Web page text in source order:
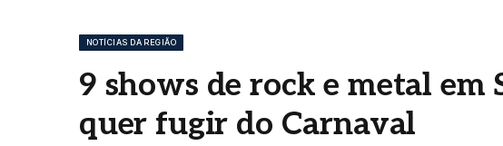
NOTÍCIAS DA REGIÃO
9 shows de rock e metal em
quer fugir do Carnaval